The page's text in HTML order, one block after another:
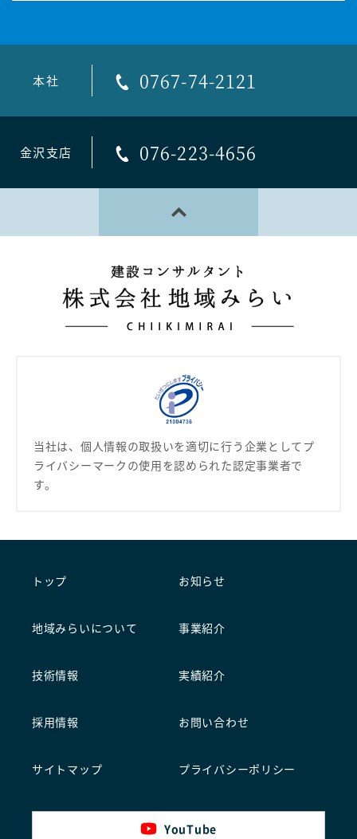
本社 0767-74-2121
金沢支店 076-223-4656
当社は、個人情報の取扱いを適切に行う企業として プ
ライバシーマークの使用を認められた認定事業者で
す。
トップ お知らせ
地域みらいについて 事業紹介
技術情報 実績紹介
採用情報 お問い合わせ
サイトマップ プライバシーポリシー
YouTube